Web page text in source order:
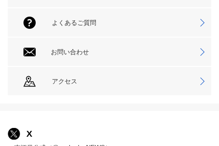
よくあるご質問
お問い合わせ
アクセス
X